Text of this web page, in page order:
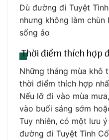
Dù đường đi Tuyệt
nhưng không làm
sống ảo
Thời điểm thích hợp
Những tháng mùa khô
thời điểm thích hợp
Nếu lỡ đi vào mùa
vào buổi sáng sớm
Tuy nhiên, có một lưu
đường đi Tuyệt Tình